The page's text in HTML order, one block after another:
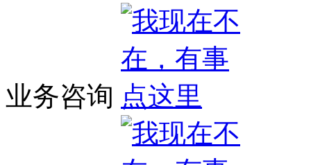
业务咨询